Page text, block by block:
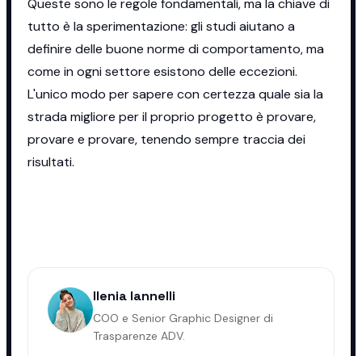
Queste sono le regole fondamentali, ma la chiave di
tutto è la sperimentazione: gli studi aiutano a
definire delle buone norme di comportamento, ma
come in ogni settore esistono delle eccezioni.
L'unico modo per sapere con certezza quale sia la
strada migliore per il proprio progetto è provare,
provare e provare, tenendo sempre traccia dei
risultati.
Ilenia Iannelli
COO e Senior Graphic Designer di
Trasparenze ADV.